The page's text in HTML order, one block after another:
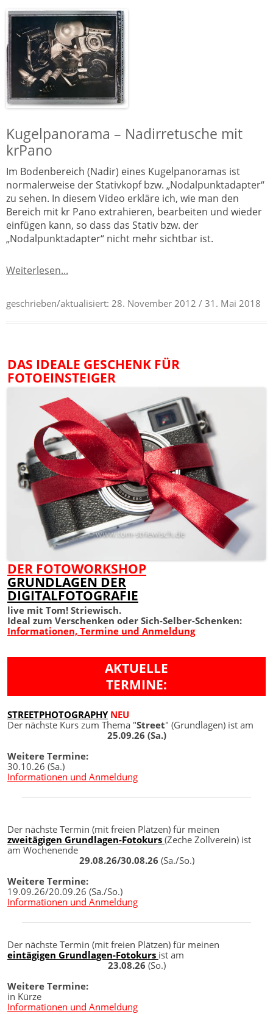
Kugelpanorama – Nadirretusche mit
krPano
Im Bodenbereich (Nadir) eines Kugelpanoramas ist
normalerweise der Stativkopf bzw. „Nodalpunktadapter“
zu sehen. In diesem Video erkläre ich, wie man den
Bereich mit kr Pano extrahieren, bearbeiten und wieder
einfügen kann, so dass das Stativ bzw. der
„Nodalpunktadapter“ nicht mehr sichtbar ist.
Weiterlesen...
geschrieben/aktualisiert: 28. November 2012 / 31. Mai 2018
DAS IDEALE GESCHENK FÜR
FOTOEINSTEIGER
DER FOTOWORKSHOP
GRUNDLAGEN DER
DIGITALFOTOGRAFIE
live mit Tom! Striewisch.
Ideal zum Verschenken oder Sich-Selber-Schenken:
Informationen, Termine und Anmeldung
AKTUELLE
TERMINE:
STREETPHOTOGRAPHY NEU
Der nächste Kurs zum Thema "Street" (Grundlagen) ist am
25.09.26 (Sa.)
Weitere Termine:
30.10.26 (Sa.)
Informationen und Anmeldung
Der nächste Termin (mit freien Plätzen) für meinen
zweitägigen Grundlagen-Fotokurs (Zeche Zollverein) ist
am Wochenende
29.08.26/30.08.26 (Sa./So.)
Weitere Termine:
19.09.26/20.09.26 (Sa./So.)
Informationen und Anmeldung
Der nächste Termin (mit freien Plätzen) für meinen
eintägigen Grundlagen-Fotokurs ist am
23.08.26 (So.)
Weitere Termine:
in Kürze
Informationen und Anmeldung